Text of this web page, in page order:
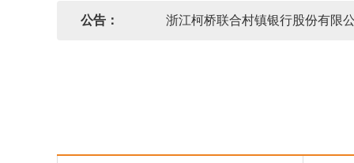
公告： 浙江柯桥联合村镇银行股份有限